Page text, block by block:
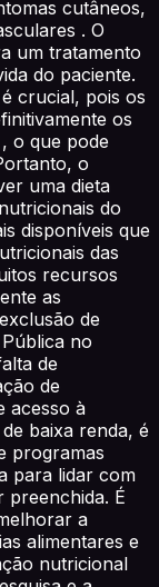
cutâneos,
. O
um tratamento
do paciente.
crucial, pois os
os
o que pode
o
uma dieta
do
disponíveis que
das
recursos
as
de
no
de
de
acesso à
baixa renda, é
programas
para lidar com
preenchida. É
a
alimentares e
nutricional